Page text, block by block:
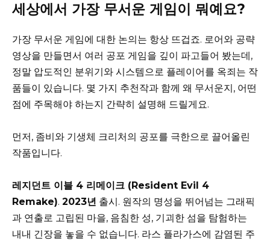
세상에서 가장 무서운 게임이 뭐예요?
가장 무서운 게임에 대한 논의는 항상 뜨겁죠. 로어와 공략
영상을 만들면서 여러 공포 게임을 깊이 파고들어 봤는데,
정말 압도적인 분위기와 시스템으로 플레이어를 옥죄는 작
품들이 있습니다. 몇 가지 추천작과 함께 왜 무서운지, 어떤
점에 주목해야 하는지 간략히 설명해 드릴게요.
먼저, 좀비와 기생체 크리처의 공포를 극한으로 끌어올린
작품입니다.
레지던트 이블 4 리메이크 (Resident Evil 4
Remake). 2023년 출시. 원작의 명성을 뛰어넘는 그래픽
과 연출로 고립된 마을, 음침한 성, 기괴한 섬을 탐험하는
내내 긴장을 놓을 수 없습니다. 라스 플라가스에 감염된 주